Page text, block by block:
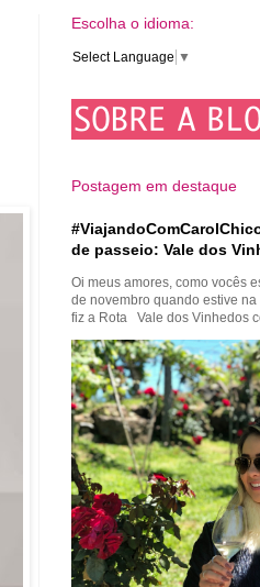
Escolha o idioma:
Select Language ▼
Postagem em destaque
de passeio: Vale dos
Oi meus amores, como vocês
de novembro quando estive na
fiz a Rota Vale dos Vinhedos